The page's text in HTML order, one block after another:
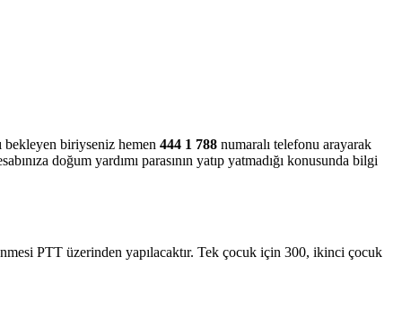
bekleyen biriyseniz hemen 444 1 788 numaralı telefonu arayarak
doğum yardımı parasının yatıp yatmadığı konusunda bilgi
PTT üzerinden yapılacaktır. Tek çocuk için 300, ikinci çocuk